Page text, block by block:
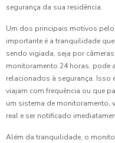
segurança da sua residência.
Um dos principais motivos
importante é a tranquilidade
sendo vigiada, seja por
monitoramento 24 horas, pode
relacionados à segurança. Isso
viajam com frequência ou que
um sistema de monitoramento,
real e ser notificado
Além da tranquilidade, o